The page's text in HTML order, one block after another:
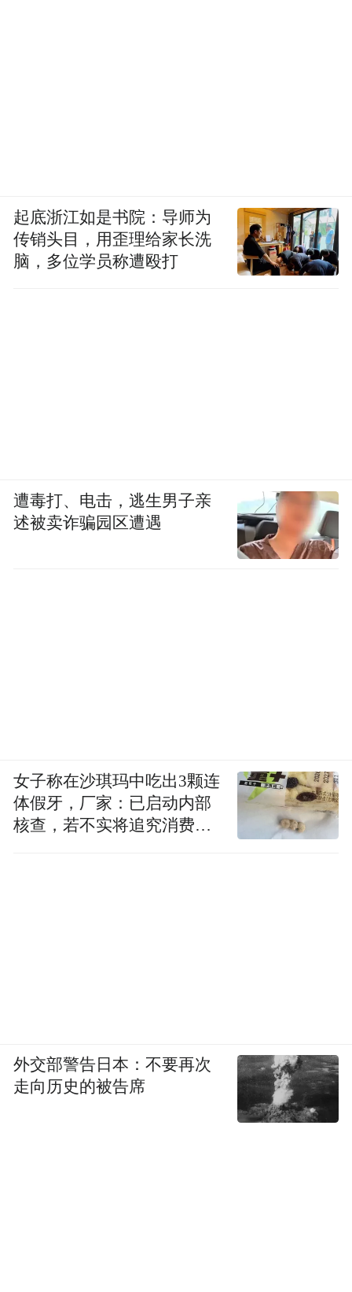
起底浙江如是书院：导师为
传销头目，用歪理给家长洗
脑，多位学员称遭殴打
遭毒打、电击，逃生男子亲
述被卖诈骗园区遭遇
女子称在沙琪玛中吃出3颗连
体假牙，厂家：已启动内部
核查，若不实将追究消费者
外交部警告日本：不要再次
走向历史的被告席